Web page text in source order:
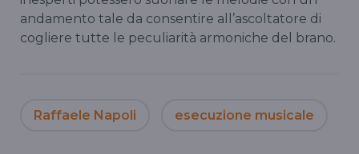
andamento tale da consentire all’ascoltatore di
cogliere tutte le peculiarità armoniche del brano.
Raffaele Napoli esecuzione musicale